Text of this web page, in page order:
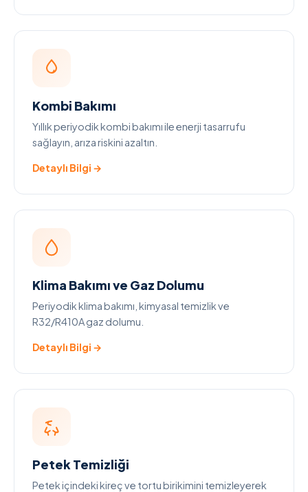
Kombi Bakımı
Yıllık periyodik kombi bakımı ile enerji tasarrufu
sağlayın, arıza riskini azaltın.
Detaylı Bilgi →
Klima Bakımı ve Gaz Dolumu
Periyodik klima bakımı, kimyasal temizlik ve
R32/R410A gaz dolumu.
Detaylı Bilgi →
Petek Temizliği
Petek içindeki kireç ve tortu birikimini temizleyerek